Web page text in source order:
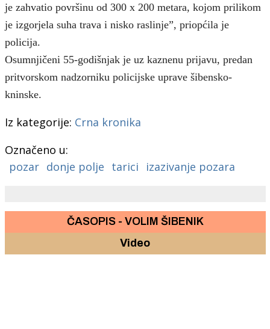
je zahvatio površinu od 300 x 200 metara, kojom prilikom
je izgorjela suha trava i nisko raslinje”, priopćila je
policija.
Osumnjičeni 55-godišnjak je uz kaznenu prijavu, predan
pritvorskom nadzorniku policijske uprave šibensko-
kninske.
Iz kategorije: Crna kronika
Označeno u:
pozar donje polje tarici izazivanje pozara
ČASOPIS - VOLIM ŠIBENIK
Video